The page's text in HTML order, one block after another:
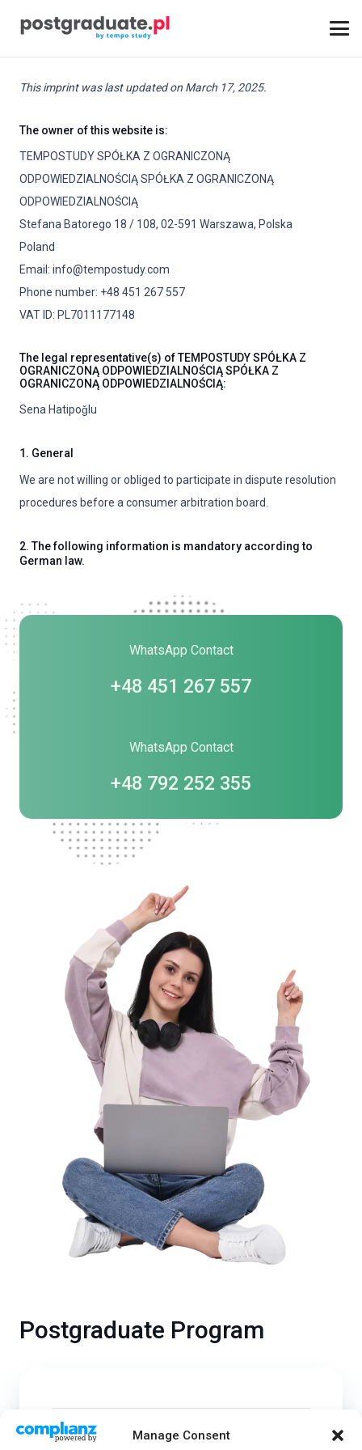
Manage Consent
This imprint was last updated on March 17, 2025.
The owner of this website is:
TEMPOSTUDY SPÓŁKA Z OGRANICZONĄ
ODPOWIEDZIALNOŚCIĄ SPÓŁKA Z OGRANICZONĄ
ODPOWIEDZIALNOŚCIĄ
Stefana Batorego 18 / 108, 02-591 Warszawa, Polska
Poland
Email: info@tempostudy.com
Phone number: +48 451 267 557
VAT ID: PL7011177148
The legal representative(s) of TEMPOSTUDY SPÓŁKA Z
OGRANICZONĄ ODPOWIEDZIALNOŚCIĄ SPÓŁKA Z
OGRANICZONĄ ODPOWIEDZIALNOŚCIĄ:
Sena Hatipoǧlu
1. General
We are not willing or obliged to participate in dispute resolution
procedures before a consumer arbitration board.
2. The following information is mandatory according to
German law.
WhatsApp Contact
+48 451 267 557
WhatsApp Contact
+48 792 252 355
Postgraduate Program
What are the Advantages of the